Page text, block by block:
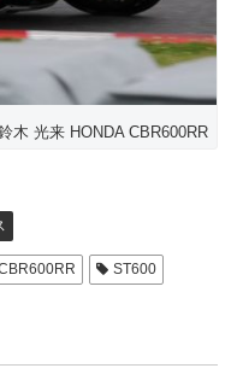
木 光来 HONDA CBR600RR
ST600